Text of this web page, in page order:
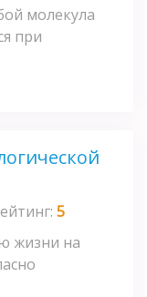
молекула
при
5
жизни на